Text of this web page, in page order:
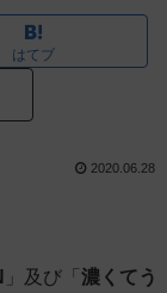
はてブ
2020.06.28
」及び「 濃くてう